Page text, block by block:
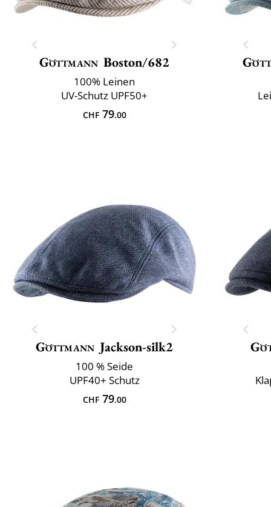
Göttmann Boston/682
100% Leinen
UV-Schutz UPF50+
CHF79.00
Göttmann Jackson-silk2
100 % Seide
UPF40+ Schutz
CHF79.00